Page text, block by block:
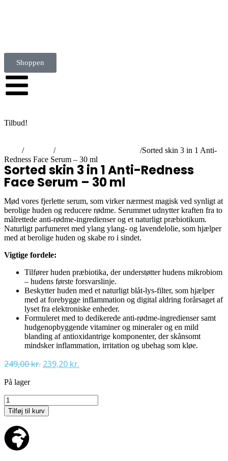
Shoppen
Tilbud!
/Hudpleje /Serum, Olier & øjencream /Sorted skin 3 in 1 Anti-
Redness Face Serum – 30 ml
Sorted skin 3 in 1 Anti-Redness
Face Serum – 30 ml
Mød vores fjerlette serum, som virker nærmest magisk ved synligt at
berolige huden og reducere rødme. Serummet udnytter kraften fra to
målrettede anti-rødme-ingredienser og et naturligt præbiotikum.
Naturligt parfumeret med ylang ylang- og lavendelolie, som hjælper
med at berolige huden og skabe ro i sindet.
Vigtige fordele:
Tilfører huden præbiotika, der understøtter hudens mikrobiom
– hudens første forsvarslinje.
Beskytter huden med et naturligt blåt-lys-filter, som hjælper
med at forebygge inflammation og digital aldring forårsaget af
lyset fra elektroniske enheder.
Formuleret med to dedikerede anti-rødme-ingredienser samt
hudgenopbyggende vitaminer og mineraler og en mild
blanding af antioxidantrige komponenter, der skånsomt
mindsker inflammation, irritation og ubehag som kløe.
249,00kr. 239,20 kr.
På lager
Tilføj til kurv